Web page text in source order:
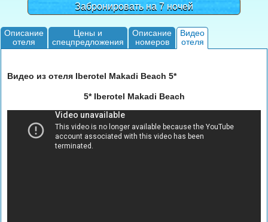
Забронировать на 7 ночей
Описание
отеля
Цены и
спецпредложения
Описание
номеров
Видео
отеля
Видео из отеля Iberotel Makadi Beach 5*
5* Iberotel Makadi Beach